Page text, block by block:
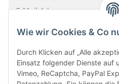
Bitte senden Sie mir entsprechend Ihrer
Wie wir Cookies & Co
Durch Klicken auf „Alle
Einsatz folgender Dienste auf
Vimeo, ReCaptcha, PayPal